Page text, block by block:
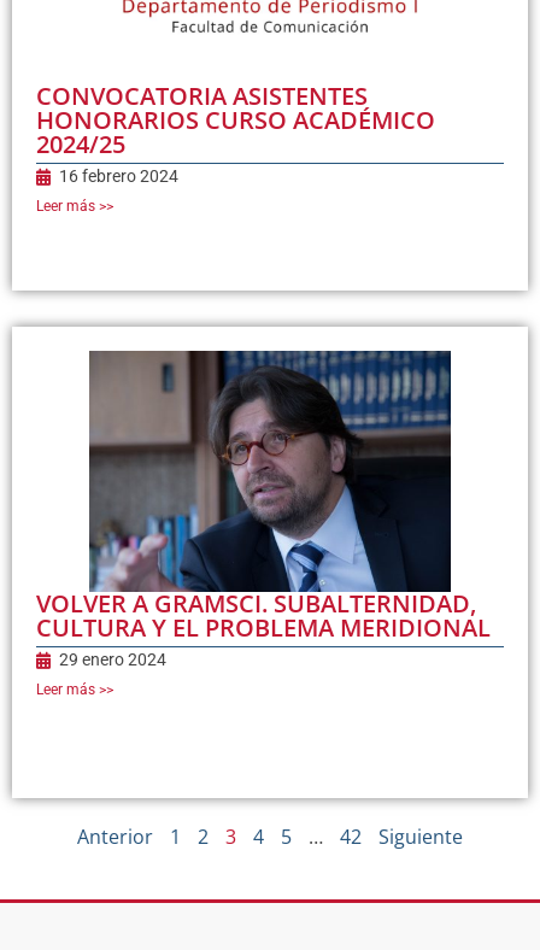
CONVOCATORIA ASISTENTES
HONORARIOS CURSO ACADÉMICO
2024/25
16 febrero 2024
Leer más >>
VOLVER A GRAMSCI. SUBALTERNIDAD,
CULTURA Y EL PROBLEMA MERIDIONAL
29 enero 2024
Leer más >>
Anterior 1 2 3 4 5 … 42 Siguiente